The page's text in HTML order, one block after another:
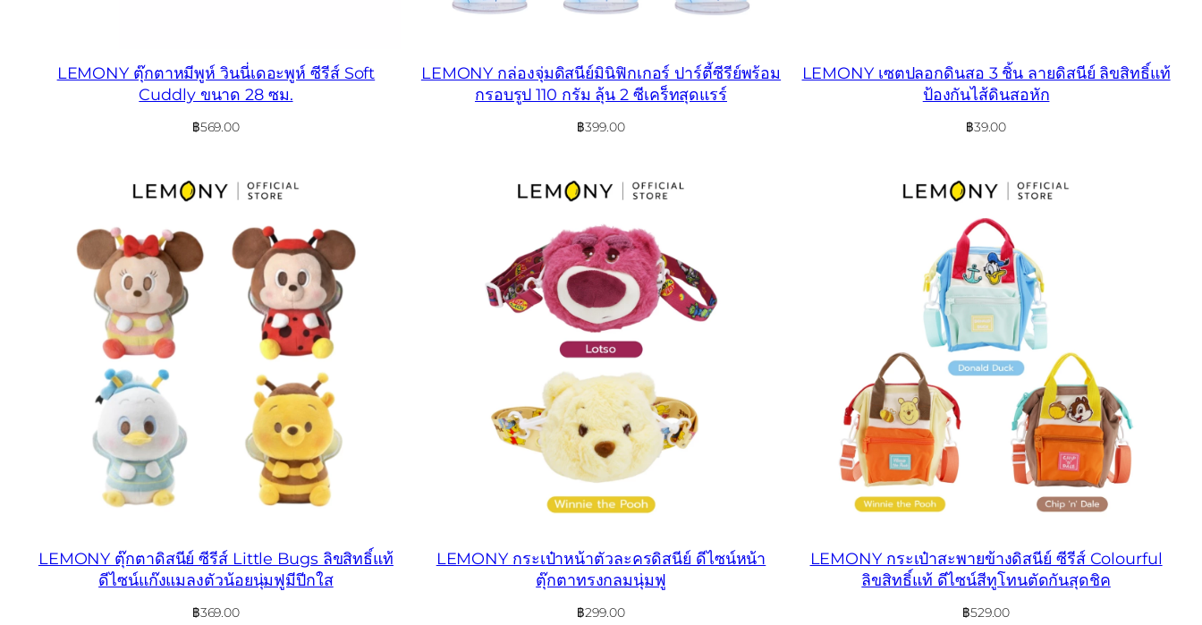
LEMONY ตุ๊กตาหมีพูห์ วินนี่เดอะพูห์ ซีรีส์ Soft
Cuddly ขนาด 28 ซม.
฿569.00
LEMONY กล่องจุ่มดิสนีย์มินิฟิกเกอร์ ปาร์ตี้ซีรีย์พร้อม
กรอบรูป 110 กรัม ลุ้น 2 ซีเคร็ทสุดแรร์
฿399.00
LEMONY เซตปลอกดินสอ 3 ชิ้น ลายดิสนีย์ ลิขสิทธิ์แท้
ป้องกันไส้ดินสอหัก
฿39.00
LEMONY ตุ๊กตาดิสนีย์ ซีรีส์ Little Bugs ลิขสิทธิ์แท้
ดีไซน์แก๊งแมลงตัวน้อยนุ่มฟูมีปีกใส
฿369.00
LEMONY กระเป๋าหน้าตัวละครดิสนีย์ ดีไซน์หน้า
ตุ๊กตาทรงกลมนุ่มฟู
฿299.00
LEMONY กระเป๋าสะพายข้างดิสนีย์ ซีรีส์ Colourful
ลิขสิทธิ์แท้ ดีไซน์สีทูโทนตัดกันสุดชิค
฿529.00